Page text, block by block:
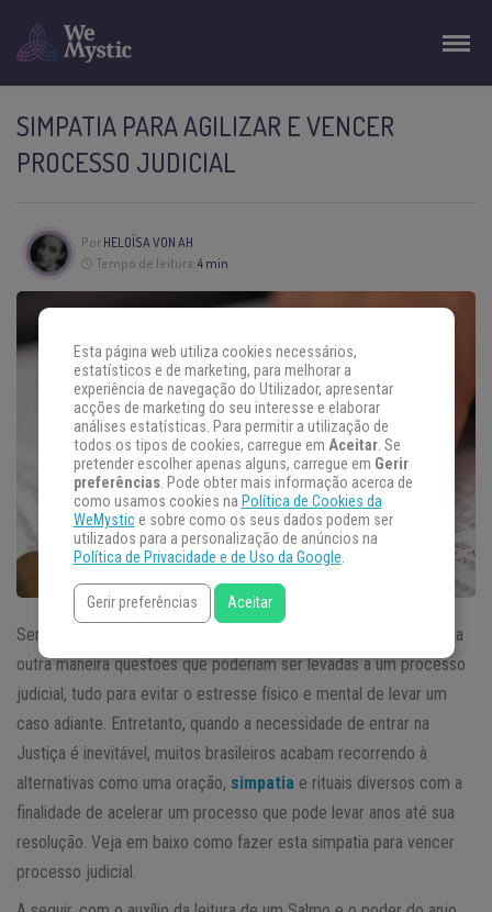
SIMPATIA PARA AGILIZAR E VENCER
PROCESSO JUDICIAL
Por HELOÍSA VON AH
Tempo de leitura:4 min
Sempre que possível, releva-se ou tenta-se solucionar de alguma
outra maneira questões que poderiam ser levadas a um processo
judicial, tudo para evitar o estresse físico e mental de levar um
caso adiante. Entretanto, quando a necessidade de entrar na
Justiça é inevitável, muitos brasileiros acabam recorrendo à
alternativas como uma oração, simpatia e rituais diversos com a
finalidade de acelerar um processo que pode levar anos até sua
resolução. Veja em baixo como fazer esta simpatia para vencer
processo judicial.
Esta página web utiliza cookies necessários,
estatísticos e de marketing, para melhorar a
experiência de navegação do Utilizador, apresentar
acções de marketing do seu interesse e elaborar
análises estatísticas. Para permitir a utilização de
todos os tipos de cookies, carregue em Aceitar. Se
pretender escolher apenas alguns, carregue em Gerir
preferências. Pode obter mais informação acerca de
como usamos cookies na Política de Cookies da
WeMystice sobre como os seus dados podem ser
utilizados para a personalização de anúncios na
Política de Privacidade e de Uso da Google.
Gerir preferências Aceitar